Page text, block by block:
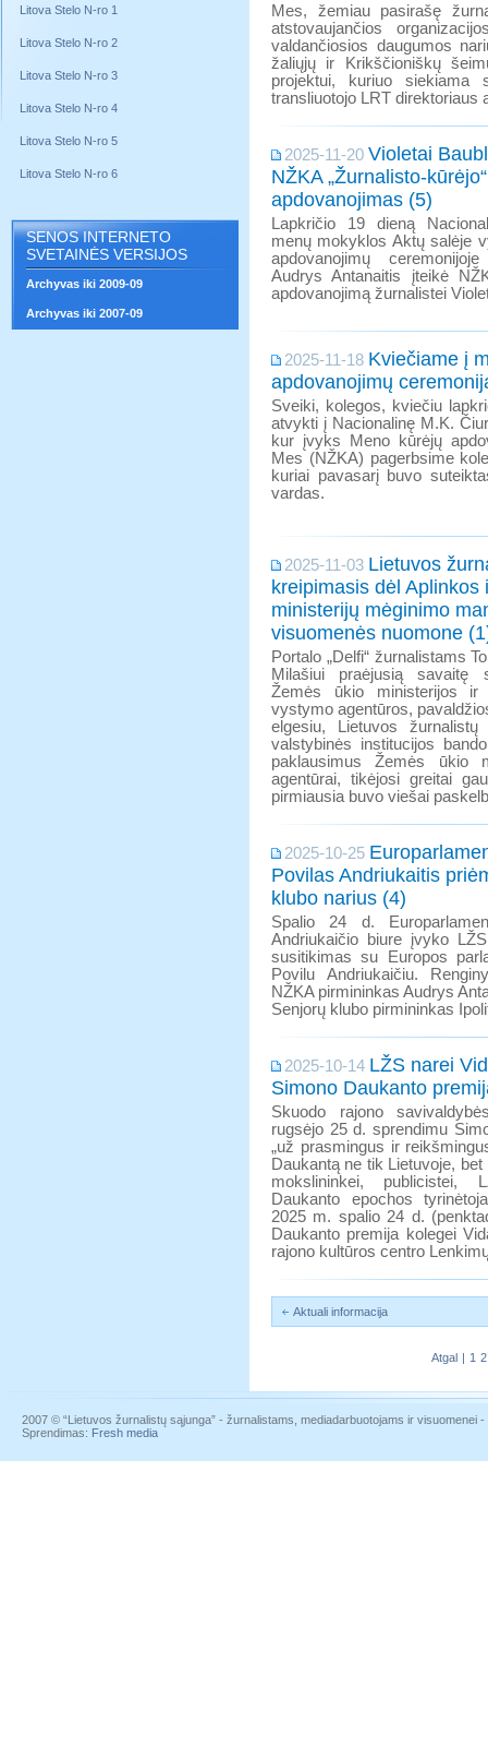
Litova Stelo N-ro 1
Litova Stelo N-ro 2
Litova Stelo N-ro 3
Litova Stelo N-ro 4
Litova Stelo N-ro 5
Litova Stelo N-ro 6
SENOS INTERNETO
SVETAINĖS VERSIJOS
Archyvas iki 2009-09
Archyvas iki 2007-09
Mes, žemiau pasirašę
atstovaujančios
valdančiosios daugumos
žaliųjų ir Krikščioniškų
projektui, kuriuo siekiama
transliuotojo LRT direktoriaus
2025-11-20 Violetai
NŽKA „Žurnalisto-kūrėjo“
apdovanojimas (5)
Lapkričio 19 dieną
menų mokyklos Aktų salėje
apdovanojimų
Audrys Antanaitis įteikė
apdovanojimą žurnalistei
2025-11-18 Kviečiame į
apdovanojimų
Sveiki, kolegos, kviečiu
atvykti į Nacionalinę M.K.
kur įvyks Meno kūrėjų
Mes (NŽKA) pagerbsime
kuriai pavasarį buvo
vardas.
2025-11-03 Lietuvos
kreipimasis dėl Aplinkos
ministerijų mėginimo
visuomenės nuomone
Portalo „Delfi“ žurnalistams
Milašiui praėjusią savaitę
Žemės ūkio ministerijos ir
vystymo agentūros,
elgesiu, Lietuvos
valstybinės institucijos
paklausimus Žemės ūkio
agentūrai, tikėjosi greitai
pirmiausia buvo viešai
2025-10-25
Povilas Andriukaitis
klubo narius (4)
Spalio 24 d.
Andriukaičio biure įvyko
susitikimas su Europos
Povilu Andriukaičiu.
NŽKA pirmininkas Audrys
Senjorų klubo pirmininkas
2025-10-14 LŽS narei
Simono Daukanto
Skuodo rajono
rugsėjo 25 d. sprendimu
„už prasmingus ir
Daukantą ne tik Lietuvoje,
mokslininkei, publicistei,
Daukanto epochos
2025 m. spalio 24 d.
Daukanto premija kolegei
rajono kultūros centro
Aktuali informacija
Atgal | 1 2
2007 © “Lietuvos žurnalistų sąjunga” - žurnalistams, mediadarbuotojams ir visuomenei
Sprendimas: Fresh media